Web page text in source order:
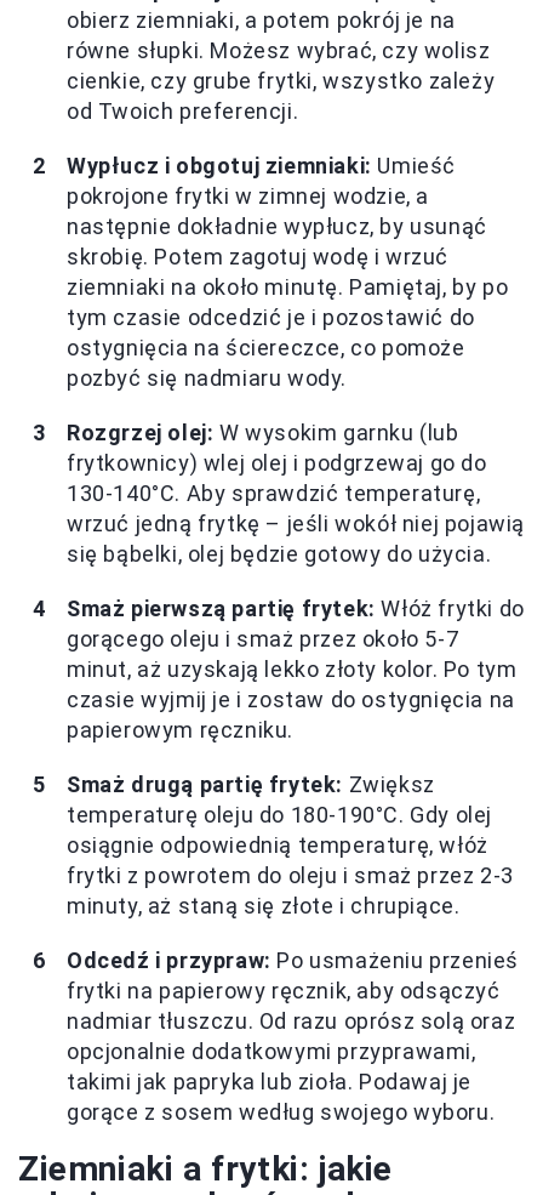
obierz ziemniaki, a potem pokrój je na
równe słupki. Możesz wybrać, czy wolisz
cienkie, czy grube frytki, wszystko zależy
od Twoich preferencji.
Wypłucz i obgotuj ziemniaki: Umieść
pokrojone frytki w zimnej wodzie, a
następnie dokładnie wypłucz, by usunąć
skrobię. Potem zagotuj wodę i wrzuć
ziemniaki na około minutę. Pamiętaj, by po
tym czasie odcedzić je i pozostawić do
ostygnięcia na ściereczce, co pomoże
pozbyć się nadmiaru wody.
Rozgrzej olej: W wysokim garnku (lub
frytkownicy) wlej olej i podgrzewaj go do
130-140°C. Aby sprawdzić temperaturę,
wrzuć jedną frytkę – jeśli wokół niej pojawią
się bąbelki, olej będzie gotowy do użycia.
Smaż pierwszą partię frytek: Włóż frytki do
gorącego oleju i smaż przez około 5-7
minut, aż uzyskają lekko złoty kolor. Po tym
czasie wyjmij je i zostaw do ostygnięcia na
papierowym ręczniku.
Smaż drugą partię frytek: Zwiększ
temperaturę oleju do 180-190°C. Gdy olej
osiągnie odpowiednią temperaturę, włóż
frytki z powrotem do oleju i smaż przez 2-3
minuty, aż staną się złote i chrupiące.
Odcedź i przypraw: Po usmażeniu przenieś
frytki na papierowy ręcznik, aby odsączyć
nadmiar tłuszczu. Od razu oprósz solą oraz
opcjonalnie dodatkowymi przyprawami,
takimi jak papryka lub zioła. Podawaj je
gorące z sosem według swojego wyboru.
Ziemniaki a frytki: jakie